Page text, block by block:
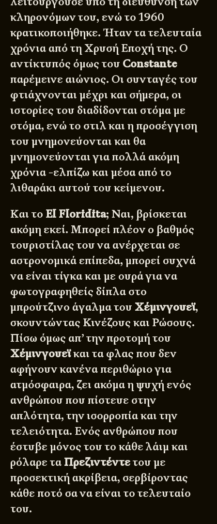
κληρονόμων του, ενώ το 1960
κρατικοποιήθηκε. Ήταν τα τελευταία
χρόνια από τη Χρυσή Εποχή της. Ο
αντίκτυπός όμως του Constante
παρέμεινε αιώνιος. Οι συνταγές του
φτιάχνονται μέχρι και σήμερα, οι
ιστορίες του διαδίδονται στόμα με
στόμα, ενώ το στιλ και η προσέγγιση
του μνημονεύονται και θα
μνημονεύονται για πολλά ακόμη
χρόνια -ελπίζω και μέσα από το
λιθαράκι αυτού του κείμενου.
Και το El Floridita; Ναι, βρίσκεται
ακόμη εκεί. Μπορεί πλέον ο βαθμός
τουριστίλας του να ανέρχεται σε
αστρονομικά επίπεδα, μπορεί συχνά
να είναι τίγκα και με ουρά για να
φωτογραφηθείς δίπλα στο
μπρούτζινο άγαλμα του Χέμινγουεϊ,
σκουντώντας Κινέζους και Ρώσους.
Πίσω όμως απ’ την προτομή του
Χέμινγουεϊκαι τα φλας που δεν
αφήνουν κανένα περιθώριο για
ατμόσφαιρα, ζει ακόμα η ψυχή ενός
ανθρώπου που πίστευε στην
απλότητα, την ισορροπία και την
τελειότητα. Ενός ανθρώπου που
έστυβε μόνος του το κάθε λάιμ και
ρόλαρε τα Πρεζιντέντετου με
προσεκτική ακρίβεια, σερβίροντας
κάθε ποτό σα να είναι το τελευταίο
του.